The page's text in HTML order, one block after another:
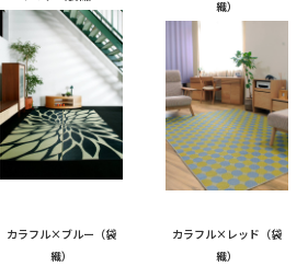
織）
カラフル×ブルー（袋
織）
カラフル×レッド（袋
織）